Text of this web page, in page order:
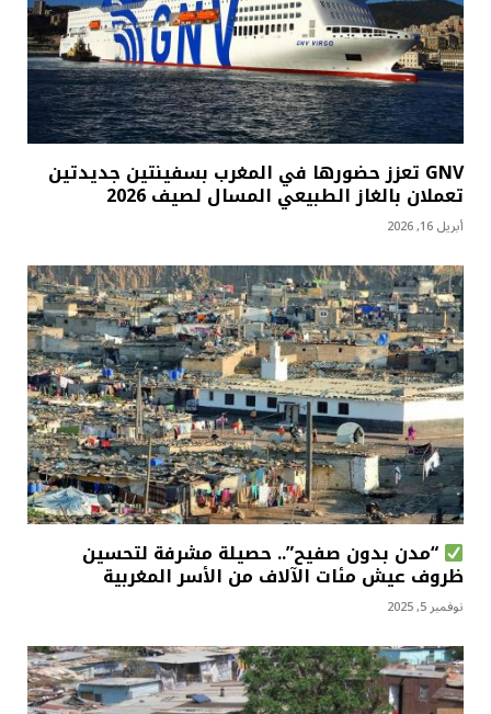
GNV تعزز حضورها في المغرب بسفينتين جديدتين
تعملان بالغاز الطبيعي المسال لصيف 2026
أبريل 16, 2026
“مدن بدون صفيح”.. حصيلة مشرفة لتحسين
ظروف عيش مئات الآلاف من الأسر المغربية
نوفمبر 5, 2025